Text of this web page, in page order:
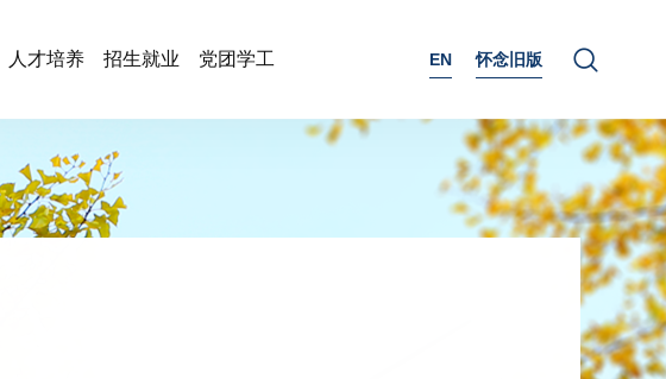
人才培养 招生就业 党团学工 EN 怀念旧版